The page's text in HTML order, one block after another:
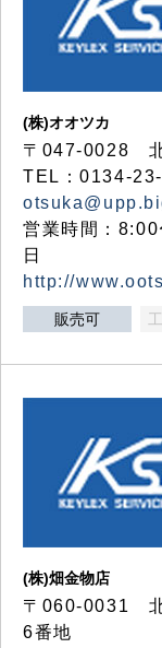
(株)オオツカ
〒047-0028
TEL：0134-
営業時間：
日
http://
販売可
(株)畑金物店
〒060-0031 北
6番地